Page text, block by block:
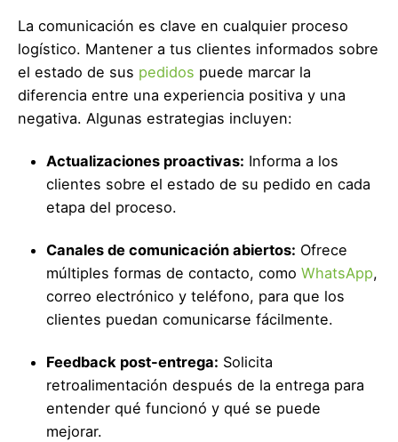
La comunicación es clave en cualquier proceso
logístico. Mantener a tus clientes informados sobre
el estado de sus pedidos puede marcar la
diferencia entre una experiencia positiva y una
negativa. Algunas estrategias incluyen:
Actualizaciones proactivas: Informa a los
clientes sobre el estado de su pedido en cada
etapa del proceso.
Canales de comunicación abiertos: Ofrece
múltiples formas de contacto, como WhatsApp,
correo electrónico y teléfono, para que los
clientes puedan comunicarse fácilmente.
Feedback post-entrega: Solicita
retroalimentación después de la entrega para
entender qué funcionó y qué se puede
mejorar.